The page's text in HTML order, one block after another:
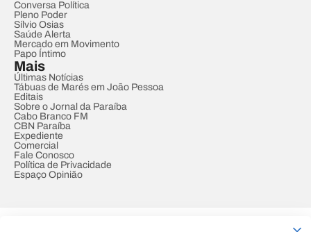
Conversa Política
Pleno Poder
Sílvio Osias
Saúde Alerta
Mercado em Movimento
Papo Íntimo
Mais
Últimas Notícias
Tábuas de Marés em João Pessoa
Editais
Sobre o Jornal da Paraíba
Cabo Branco FM
CBN Paraíba
Expediente
Comercial
Fale Conosco
Política de Privacidade
Espaço Opinião